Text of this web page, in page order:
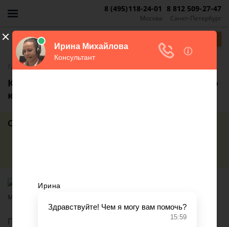
Москва
8 (495)118-24-01
Санкт-Петербург
8 812 509-27-47
Главная-Жилищные вопросы
Как прописаться к мужу в муниципальную
квартиру
Содержание статьи
После регистрации брака оба супруга, либо, что